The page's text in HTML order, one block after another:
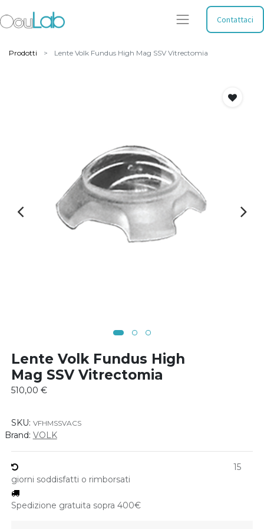
Contattaci
Prodotti Lente Volk Fundus High Mag SSV Vitrectomia
Lente Volk Fundus High
Mag SSV Vitrectomia
510,00 €
SKU: VFHMSSVACS
Brand: VOLK
15
giorni soddisfatti o rimborsati
Spedizione gratuita sopra 400€